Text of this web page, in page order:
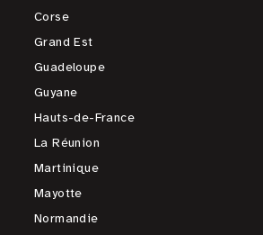
Corse
Grand Est
Guadeloupe
Guyane
Hauts-de-France
La Réunion
Martinique
Mayotte
Normandie